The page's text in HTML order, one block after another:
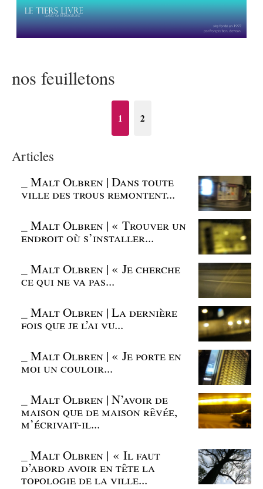
nos feuilletons
1 2
Articles
_Malt Olbren | Dans toute
ville des trous remontent...
_Malt Olbren | « Trouver un
endroit où s’installer...
_Malt Olbren | « Je cherche
ce qui ne va pas...
_Malt Olbren | La dernière
fois que je l’ai vu...
_Malt Olbren | « Je porte en
moi un couloir...
_Malt Olbren | N’avoir de
maison que de maison rêvée,
m’écrivait-il...
_Malt Olbren | « Il faut
d’abord avoir en tête la
topologie de la ville...